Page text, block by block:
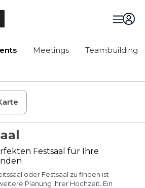
Meetings Teambuilding
Festsaal für Ihre
oder Festsaal zu finden ist
Planung Ihrer Hochzeit. Ein